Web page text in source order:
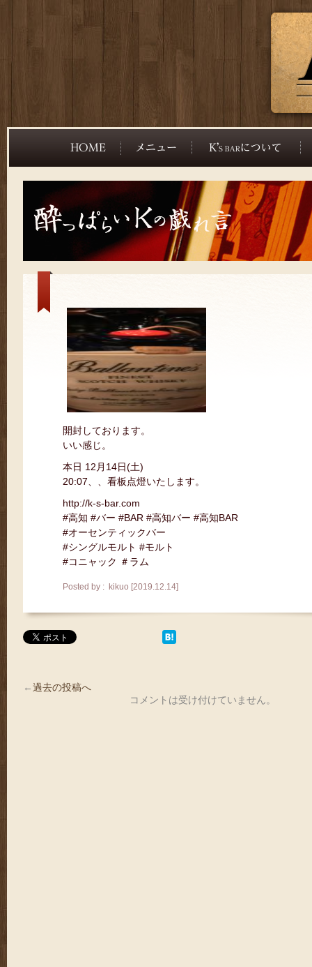
開封しております。
いい感じ。
本日 12月14日(土)
20:07、、看板点燈いたします。
http://k-s-bar.com
#高知 #バー #BAR #高知バー #高知BAR
#オーセンティックバー
#シングルモルト #モルト
#コニャック ＃ラム
Posted by : kikuo [2019.12.14]
←過去の投稿へ
コメントは受け付けていません。